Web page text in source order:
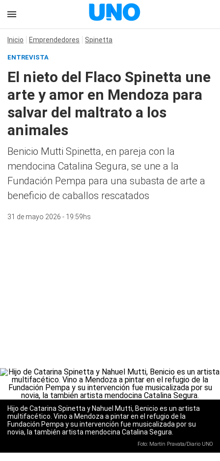
Inicio Emprendedores Spinetta
ENTREVISTA
El nieto del Flaco Spinetta une
arte y amor en Mendoza para
salvar del maltrato a los
animales
Benicio Mutti Spinetta, en pareja con la
mendocina Catalina Segura, se une a la
Fundación Pempa para una subasta de arte a
beneficio de caballos rescatados
31 de mayo 2026 - 19:59hs
Hijo de Catarina Spinetta y Nahuel Mutti, Benicio es un artista
multifacético. Vino a Mendoza a pintar en el refugio de la
Fundación Pempa y su intervención fue musicalizada por su
novia, la también artista mendocina Catalina Segura.
Foto: Martín Pravata/Diario UNO